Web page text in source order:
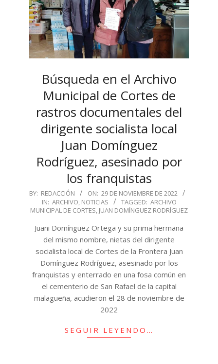
Búsqueda en el Archivo
Municipal de Cortes de
rastros documentales del
dirigente socialista local
Juan Domínguez
Rodríguez, asesinado por
los franquistas
2022-
29
BY: REDACCIÓN ON: 29 DE NOVIEMBRE DE 2022
IN: ARCHIVO, NOTICIAS TAGGED: ARCHIVO
MUNICIPAL DE CORTES, JUAN DOMÍNGUEZ RODRÍGUEZ
Juani Domínguez Ortega y su prima hermana
del mismo nombre, nietas del dirigente
socialista local de Cortes de la Frontera Juan
Domínguez Rodríguez, asesinado por los
franquistas y enterrado en una fosa común en
el cementerio de San Rafael de la capital
malagueña, acudieron el 28 de noviembre de
2022
SEGUIR LEYENDO…